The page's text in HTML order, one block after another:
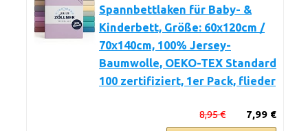
Spannbettlaken für Baby- &
Kinderbett, Größe: 60x120cm /
70x140cm, 100% Jersey-
Baumwolle, OEKO-TEX Standard
100 zertifiziert, 1er Pack, flieder
7,99 €
8,95 €